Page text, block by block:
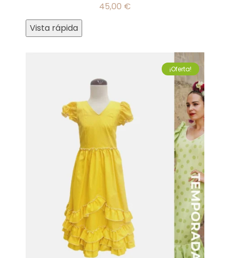
45,00 €
Vista rápida
¡Oferta!